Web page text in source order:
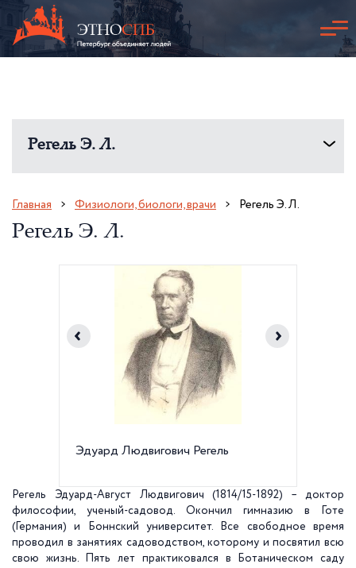
Регель Э. Л.
Главная Физиологи, биологи, врачи Регель Э. Л.
Регель Э. Л.
Эдуард Людвигович Регель
Регель Эдуард-Август Людвигович (1814/15-1892) – доктор
философии, ученый-садовод. Окончил гимназию в Готе
(Германия) и Боннский университет. Все свободное время
проводил в занятиях садоводством, которому и посвятил всю
свою жизнь. Пять лет практиковался в Ботаническом саду